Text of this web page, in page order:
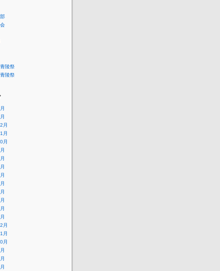
陵祭
陵祭
月
月
月
月
月
月